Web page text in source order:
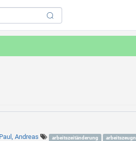
Paul, Andreas arbeitszeitänderung